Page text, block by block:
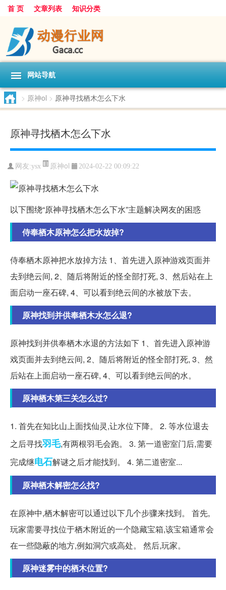
首 页 文章列表 知识分类
网站导航
> 原神ol > 原神寻找栖木怎么下水
原神寻找栖木怎么下水
网友:ysx 原神ol 2024-02-22 00:09:22
以下围绕“原神寻找栖木怎么下水”主题解决网友的困惑
侍奉栖木原神怎么把水放掉?
侍奉栖木原神把水放掉方法 1、首先进入原神游戏页面并
去到绝云间, 2、随后将附近的怪全部打死, 3、然后站在上
面启动一座石碑, 4、可以看到绝云间的水被放下去。
原神找到并供奉栖木水怎么退?
原神找到并供奉栖木水退的方法如下 1、首先进入原神游
戏页面并去到绝云间, 2、随后将附近的怪全部打死, 3、然
后站在上面启动一座石碑, 4、可以看到绝云间的水。
原神栖木第三关怎么过?
1. 首先在知比山上面找仙灵,让水位下降。 2. 等水位退去
之后寻找羽毛,有两根羽毛会跑。 3. 第一道密室门后,需要
完成继电石解谜之后才能找到。 4. 第二道密室...
原神栖木解密怎么找?
在原神中,栖木解密可以通过以下几个步骤来找到。 首先,
玩家需要寻找位于栖木附近的一个隐藏宝箱,该宝箱通常会
在一些隐蔽的地方,例如洞穴或高处。 然后,玩家。
原神迷雾中的栖木位置?